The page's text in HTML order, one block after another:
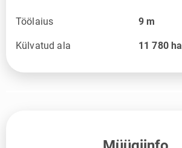
Töölaius 9 m
Külvatud ala 11 780ha